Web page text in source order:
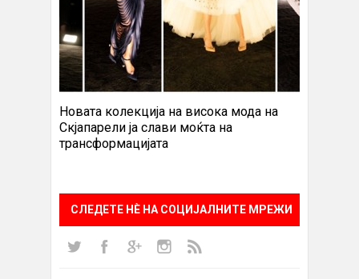
Новата колекција на висока мода на
Скјапарели ја слави моќта на
трансформацијата
СЛЕДЕТЕ НÈ НА СОЦИЈАЛНИТЕ МРЕЖИ